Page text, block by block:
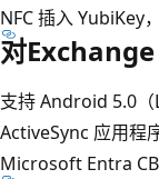
NFC 插入 YubiKey
对
支持 Android 5.0
ActiveSync 应用程
Microsoft Entra